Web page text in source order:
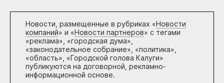
Новости, размещенные в рубриках «Новости
компаний» и «Новости партнеров» с тегами
«реклама», «городская дума»,
«законодательное собрание», «политика»,
«область», «Городской голова Калуги»
публикуются на договорной, рекламно-
информационной основе.